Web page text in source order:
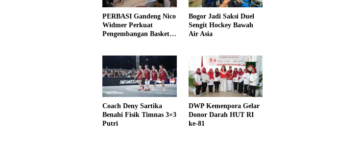
PERBASI Gandeng Nico
Widmer Perkuat
Pengembangan Basket
Bogor Jadi Saksi Duel
Sengit Hockey Bawah
Air Asia
Coach Deny Sartika
Benahi Fisik Timnas 3×3
Putri
DWP Kemenpora Gelar
Donor Darah HUT RI
ke-81